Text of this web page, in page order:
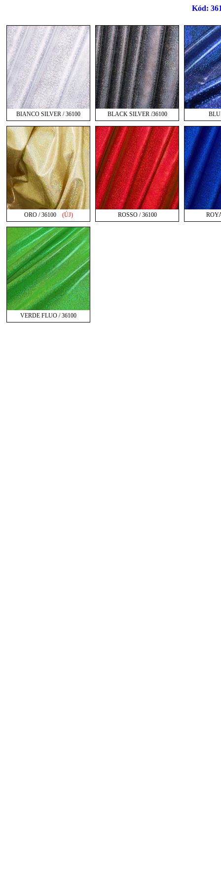
Kód:
BIANCO SILVER / 36100 BLACK SILVER /36100
ORO / 36100 (ÚJ) ROSSO / 36100
VERDE FLUO / 36100